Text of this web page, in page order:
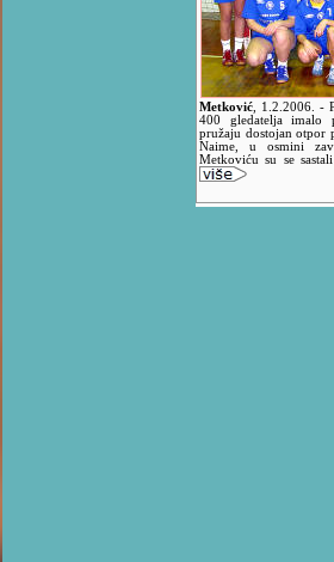
Metković 1.2.2006. -
400 gledatelja imalo
pružaju dostojan otpor
Naime, u osmini
Metkoviću su se